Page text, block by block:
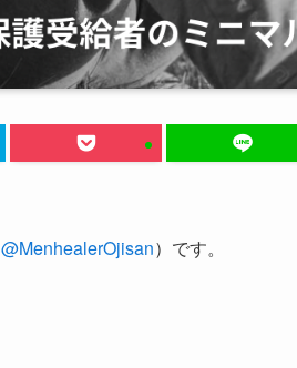
@MenhealerOjisan）です。